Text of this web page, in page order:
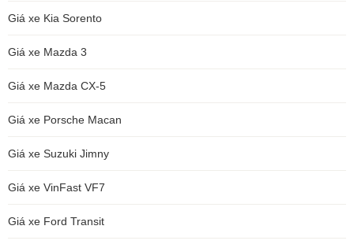
Giá xe Kia Sorento
Giá xe Mazda 3
Giá xe Mazda CX-5
Giá xe Porsche Macan
Giá xe Suzuki Jimny
Giá xe VinFast VF7
Giá xe Ford Transit